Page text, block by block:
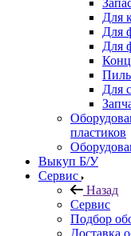
Для
Для
Для
Для
пластиков
Выкуп Б/У
Сервис
Назад
Сервис
Подбор
Доставка